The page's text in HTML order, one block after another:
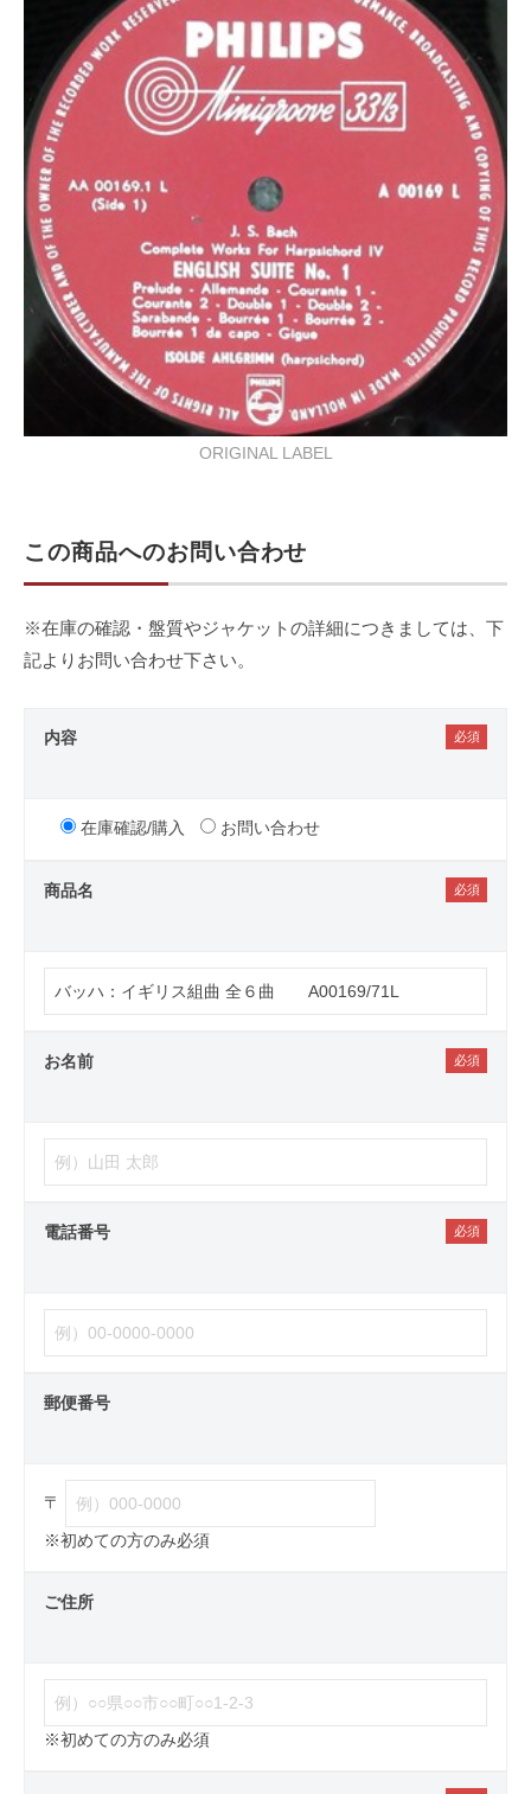
ORIGINAL LABEL
この商品へのお問い合わせ
※在庫の確認・盤質やジャケットの詳細につきましては、下
記よりお問い合わせ下さい。
内容
在庫確認/購入 お問い合わせ
商品名
お名前
電話番号
郵便番号
〒
※初めての方のみ必須
ご住所
※初めての方のみ必須